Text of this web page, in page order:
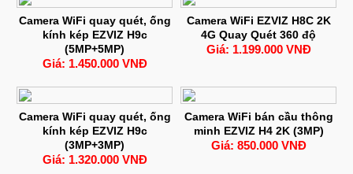
Camera WiFi quay quét, ống
kính kép EZVIZ H9c
(5MP+5MP)
Giá: 1.450.000 VNĐ
Camera WiFi EZVIZ H8C 2K
4G Quay Quét 360 độ
Giá: 1.199.000 VNĐ
Camera WiFi quay quét, ống
kính kép EZVIZ H9c
(3MP+3MP)
Giá: 1.320.000 VNĐ
Camera WiFi bán cầu thông
minh EZVIZ H4 2K (3MP)
Giá: 850.000 VNĐ